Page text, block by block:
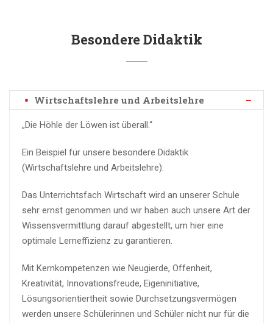
Besondere Didaktik
Wirtschaftslehre und Arbeitslehre
„Die Höhle der Löwen ist überall.“
Ein Beispiel für unsere besondere Didaktik
(Wirtschaftslehre und Arbeitslehre):
Das Unterrichtsfach Wirtschaft wird an unserer Schule
sehr ernst genommen und wir haben auch unsere Art der
Wissensvermittlung darauf abgestellt, um hier eine
optimale Lerneffizienz zu garantieren.
Mit Kernkompetenzen wie Neugierde, Offenheit,
Kreativität, Innovationsfreude, Eigeninitiative,
Lösungsorientiertheit sowie Durchsetzungsvermögen
werden unsere Schülerinnen und Schüler nicht nur für die